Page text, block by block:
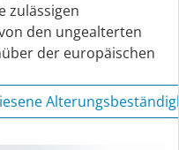
zulässigen
den ungealterten
der europäischen